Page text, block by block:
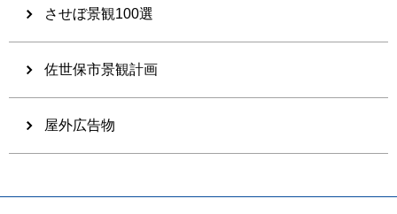
させぼ景観100選
佐世保市景観計画
屋外広告物